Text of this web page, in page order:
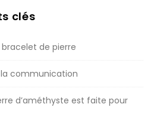
clés
de pierre
la communication
d’améthyste est faite pour